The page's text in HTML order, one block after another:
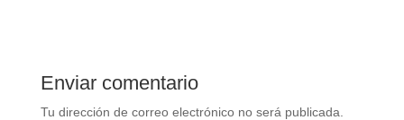
Enviar comentario
Tu dirección de correo electrónico no será publicada.